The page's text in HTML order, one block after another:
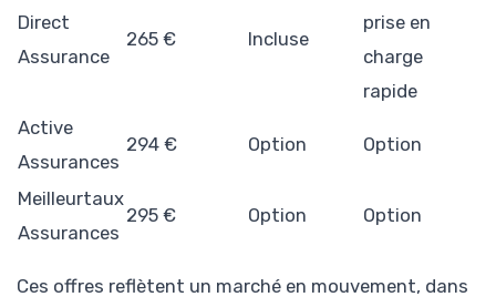
Direct
Assurance
265 € Incluse
prise en
charge
rapide
Active
Assurances
294 € Option Option
Meilleurtaux
Assurances
295 € Option Option
Ces offres reflètent un marché en mouvement, dans